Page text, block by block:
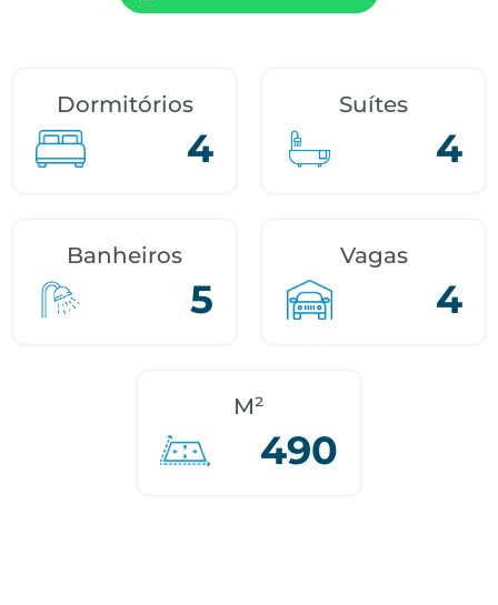
Dormitórios
4
Suítes
4
Banheiros
5
Vagas
4
M²
490